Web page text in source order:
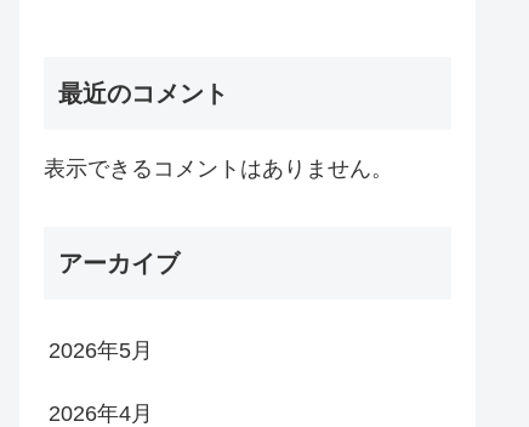
最近のコメント
表示できるコメントはありません。
アーカイブ
2026年5月
2026年4月